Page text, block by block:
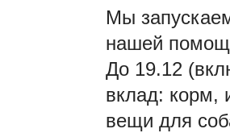
Мы
нашей
До 19.12
вклад: корм,
вещи для